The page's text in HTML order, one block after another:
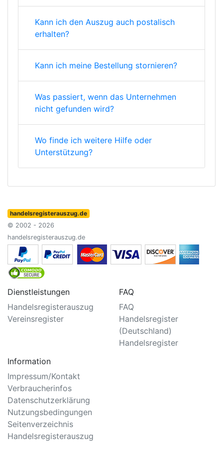
Kann ich den Auszug auch postalisch
erhalten?
Kann ich meine Bestellung stornieren?
Was passiert, wenn das Unternehmen
nicht gefunden wird?
Wo finde ich weitere Hilfe oder
Unterstützung?
handelsregisterauszug.de
© 2002 - 2026
handelsregisterauszug.de
Dienstleistungen
Handelsregisterauszug
Vereinsregister
FAQ
FAQ
Handelsregister
(Deutschland)
Handelsregister
Information
Impressum/Kontakt
Verbraucherinfos
Datenschutzerklärung
Nutzungsbedingungen
Seitenverzeichnis
Handelsregisterauszug